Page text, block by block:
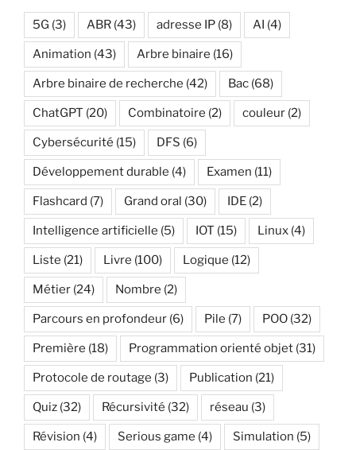
5G (3) ABR (43) adresse IP (8) AI (4)
Animation (43) Arbre binaire (16)
Arbre binaire de recherche (42) Bac (68)
ChatGPT (20) Combinatoire (2) couleur (2)
Cybersécurité (15) DFS (6)
Développement durable (4) Examen (11)
Flashcard (7) Grand oral (30) IDE (2)
Intelligence artificielle (5) IOT (15) Linux (4)
Liste (21) Livre (100) Logique (12)
Métier (24) Nombre (2)
Parcours en profondeur (6) Pile (7) POO (32)
Première (18) Programmation orienté objet (31)
Protocole de routage (3) Publication (21)
Quiz (32) Récursivité (32) réseau (3)
Révision (4) Serious game (4) Simulation (5)